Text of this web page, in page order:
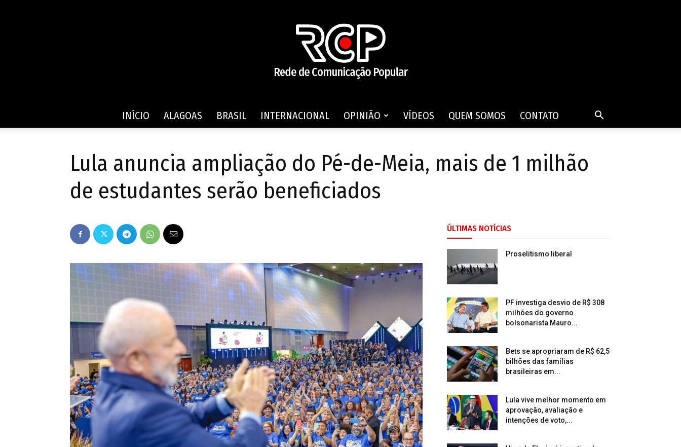
de
Comunicação
Popular
–
INÍCIO ALAGOAS BRASIL INTERNACIONAL OPINIÃO VÍDEOS QUEM SOMOS CONTATO
Lula anuncia ampliação do Pé-de-Meia, mais de 1 milhão
de estudantes serão beneficiados
ÚLTIMAS NOTÍCIAS
Proselitismo liberal
PF investiga desvio de R$ 308
milhões do governo
bolsonarista Mauro...
Bets se apropriaram de R$ 62,5
bilhões das famílias
brasileiras em...
Lula vive melhor momento em
aprovação, avaliação e
intenções de voto,...